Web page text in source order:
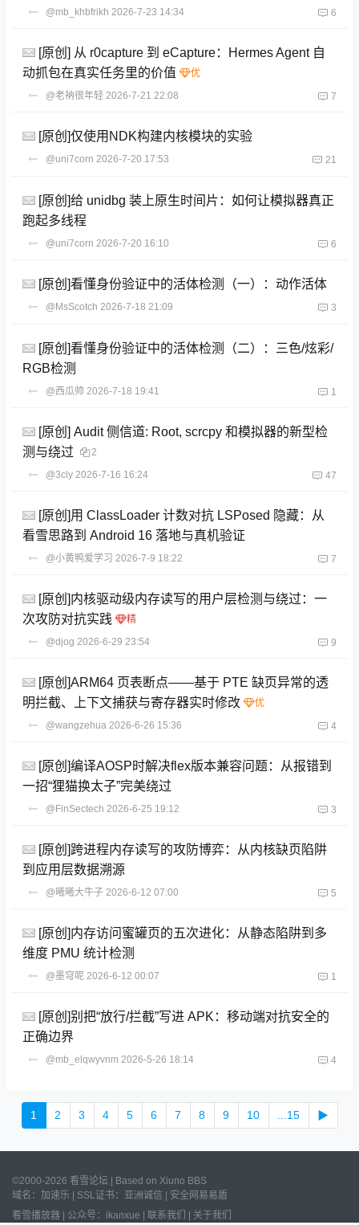
@mb_khbfrikh 2026-7-23 14:34 6
[原创] 从 r0capture 到 eCapture：Hermes Agent 自
动抓包在真实任务里的价值
@老衲很年轻 2026-7-21 22:08 7
[原创]仅使用NDK构建内核模块的实验
@uni7corn 2026-7-20 17:53 21
[原创]给 unidbg 装上原生时间片：如何让模拟器真正
跑起多线程
@uni7corn 2026-7-20 16:10 6
[原创]看懂身份验证中的活体检测（一）：动作活体
@MsScotch 2026-7-18 21:09 3
[原创]看懂身份验证中的活体检测（二）：三色/炫彩/
RGB检测
@西瓜帅 2026-7-18 19:41 1
[原创] Audit 侧信道: Root, scrcpy 和模拟器的新型检
测与绕过
2
@3cly 2026-7-16 16:24 47
[原创]用 ClassLoader 计数对抗 LSPosed 隐藏：从
看雪思路到 Android 16 落地与真机验证
@小黄鸭爱学习 2026-7-9 18:22 7
[原创]内核驱动级内存读写的用户层检测与绕过：一
次攻防对抗实践
@djog 2026-6-29 23:54 9
[原创]ARM64 页表断点——基于 PTE 缺页异常的透
明拦截、上下文捕获与寄存器实时修改
@wangzehua 2026-6-26 15:36 4
[原创]编译AOSP时解决flex版本兼容问题：从报错到
一招“狸猫换太子”完美绕过
@FinSectech 2026-6-25 19:12 3
[原创]跨进程内存读写的攻防博弈：从内核缺页陷阱
到应用层数据溯源
@曦曦大牛子 2026-6-12 07:00 5
[原创]内存访问蜜罐页的五次进化：从静态陷阱到多
维度 PMU 统计检测
@墨穹呢 2026-6-12 00:07 1
[原创]别把“放行/拦截”写进 APK：移动端对抗安全的
正确边界
@mb_elqwyvnm 2026-5-26 18:14 4
1 2 3 4 5 6 7 8 9 10 ...15 ▶
©2000-2026 看雪论坛 | Based on Xiuno BBS
域名： 加速乐 | SSL证书： 亚洲诚信 | 安全网易易盾
看雪播放器 | 公众号：ikanxue | 联系我们 | 关于我们